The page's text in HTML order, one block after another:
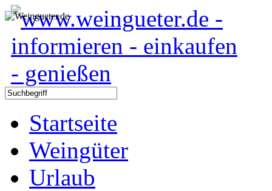
Startseite
Weingüter
Urlaub